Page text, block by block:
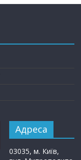
Адреса
03035, м. Київ,